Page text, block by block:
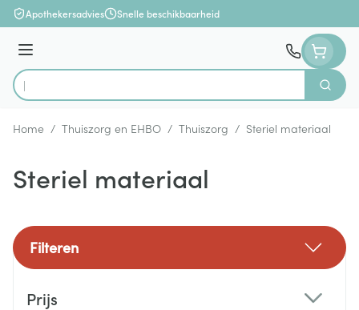
Ga naar de inhoud
Apothekersadvies Snelle beschikbaarheid
Menu
Product, merk, categorie...
Zoek
Home / Thuiszorg en EHBO / Thuiszorg / Steriel materiaal
Steriel materiaal
Filteren
Prijs